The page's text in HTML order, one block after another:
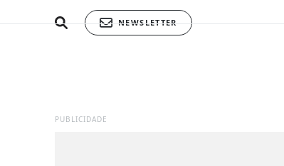
NEWSLETTER
PUBLICIDADE